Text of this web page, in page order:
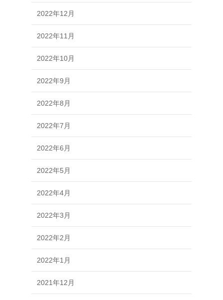
2022年12月
2022年11月
2022年10月
2022年9月
2022年8月
2022年7月
2022年6月
2022年5月
2022年4月
2022年3月
2022年2月
2022年1月
2021年12月